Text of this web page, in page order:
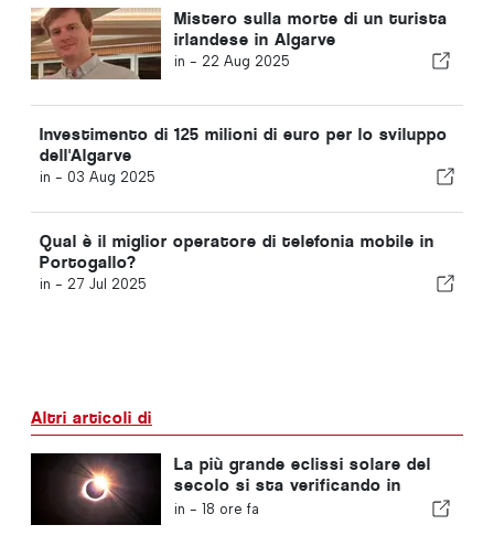
Mistero sulla morte di un turista
irlandese in Algarve
in - 22 Aug 2025
Investimento di 125 milioni di euro per lo sviluppo
dell'Algarve
in - 03 Aug 2025
Qual è il miglior operatore di telefonia mobile in
Portogallo?
in - 27 Jul 2025
Altri articoli di
La più grande eclissi solare del
secolo si sta verificando in
Portogallo
in - 18 ore fa